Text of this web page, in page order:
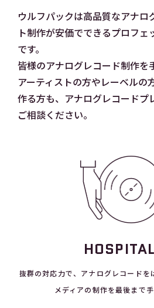
ウルフパックは高品質なアナロ
ト制作が安価でできるプロフ
です。
皆様のアナログレコード制作を
アーティストの方やレーベルの
作る方も、アナログレコードプ
ご相談ください。
抜群の対応力で、アナログレコードを
メディアの制作を最後まで